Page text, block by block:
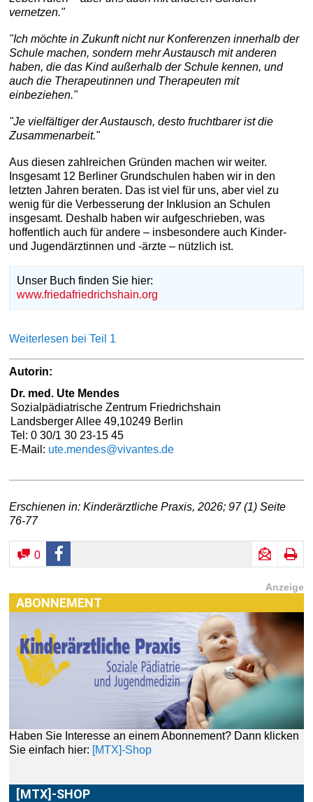
vernetzen."
"Ich möchte in Zukunft nicht nur Konferenzen innerhalb der
Schule machen, sondern mehr Austausch mit anderen
haben, die das Kind außerhalb der Schule kennen, und
auch die Therapeutinnen und Therapeuten mit
einbeziehen."
"Je vielfältiger der Austausch, desto fruchtbarer ist die
Zusammenarbeit."
Aus diesen zahlreichen Gründen machen wir weiter.
Insgesamt 12 Berliner Grundschulen haben wir in den
letzten Jahren beraten. Das ist viel für uns, aber viel zu
wenig für die Verbesserung der Inklusion an Schulen
insgesamt. Deshalb haben wir aufgeschrieben, was
hoffentlich auch für andere – insbesondere auch Kinder-
und Jugendärztinnen und -ärzte – nützlich ist.
Unser Buch finden Sie hier:
www.friedafriedrichshain.org
Weiterlesen bei Teil 1
Autorin:
Dr. med. Ute Mendes
Sozialpädiatrische Zentrum Friedrichshain
Landsberger Allee 49,10249 Berlin
Tel: 0 30/1 30 23-15 45
E-Mail: ute.mendes@vivantes.de
Erschienen in: Kinderärztliche Praxis, 2026; 97 (1) Seite
76-77
0
Anzeige
ABONNEMENT
Haben Sie Interesse an einem Abonnement? Dann klicken
Sie einfach hier:
Verlagsprogramm: Bücher, Zeitschriften oder